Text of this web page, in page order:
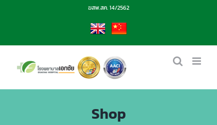
ฆสพ.สค. 14/2562
EN CN
Shop